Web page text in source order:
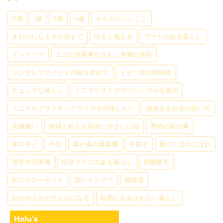
0歳 1歳 2歳 4歳 からだにいいこと
きれいになるその日まで ゆるく備える アートのある暮らし
インテリア エコで楽家事ながんこ本舗の洗剤
シンデレラフィットの靴を求めて ドイツ流の掃除術
ヒュッゲな暮らし ミニマリストママのシンプルな選択
ミニマルプラスチックライフを目指したい 価値あるお金の使い方
化繊嫌い 地球と私とお財布にやさしい話 季節の家仕事
家のモノ 小説 我が家の食器棚 手放す 旅のこぼれこぼれ
海外生活準備 生活クラブのある暮らし 砂糖断ち
私のクローゼット 脱シャンプー 脱保湿
自分の人生の主人公になる 転勤に左右されない暮らし